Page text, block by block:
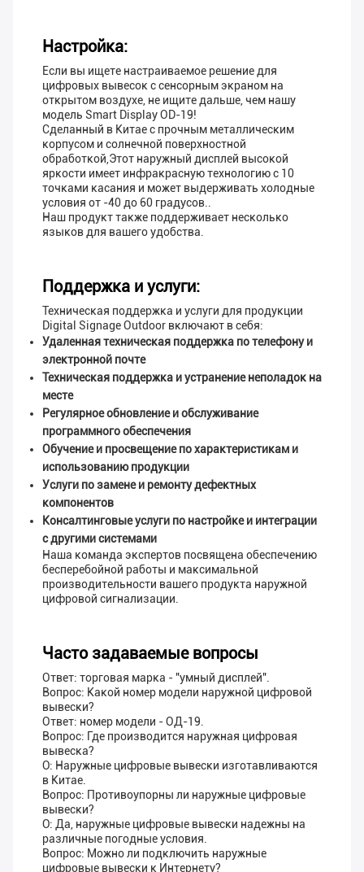
Настройка:
Если вы ищете настраиваемое решение для
цифровых вывесок с сенсорным экраном на
открытом воздухе, не ищите дальше, чем нашу
модель Smart Display OD-19!
Сделанный в Китае с прочным металлическим
корпусом и солнечной поверхностной
обработкой,Этот наружный дисплей высокой
яркости имеет инфракрасную технологию с 10
точками касания и может выдерживать холодные
условия от -40 до 60 градусов..
Наш продукт также поддерживает несколько
языков для вашего удобства.
Поддержка и услуги:
Техническая поддержка и услуги для продукции
Digital Signage Outdoor включают в себя:
Удаленная техническая поддержка по телефону и
электронной почте
Техническая поддержка и устранение неполадок на
месте
Регулярное обновление и обслуживание
программного обеспечения
Обучение и просвещение по характеристикам и
использованию продукции
Услуги по замене и ремонту дефектных
компонентов
Консалтинговые услуги по настройке и интеграции
с другими системами
Наша команда экспертов посвящена обеспечению
бесперебойной работы и максимальной
производительности вашего продукта наружной
цифровой сигнализации.
Часто задаваемые вопросы
Ответ: торговая марка - "умный дисплей".
Вопрос: Какой номер модели наружной цифровой
вывески?
Ответ: номер модели - ОД-19.
Вопрос: Где производится наружная цифровая
вывеска?
О: Наружные цифровые вывески изготавливаются
в Китае.
Вопрос: Противоупорны ли наружные цифровые
вывески?
О: Да, наружные цифровые вывески надежны на
различные погодные условия.
Вопрос: Можно ли подключить наружные
цифровые вывески к Интернету?